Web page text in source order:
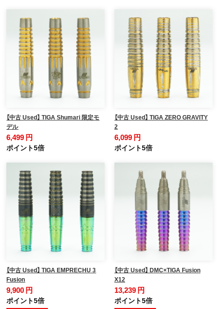
【中古 Used】 TIGA Shumari 限定モ
デル
6,499 円
ポイント5倍
【中古 Used】 TIGA ZERO GRAVITY
2
6,099 円
ポイント5倍
【中古 Used】 TIGA EMPRECHU 3
Fusion
9,900 円
ポイント5倍
【中古 Used】 DMC×TIGA Fusion
X12
13,239 円
ポイント5倍